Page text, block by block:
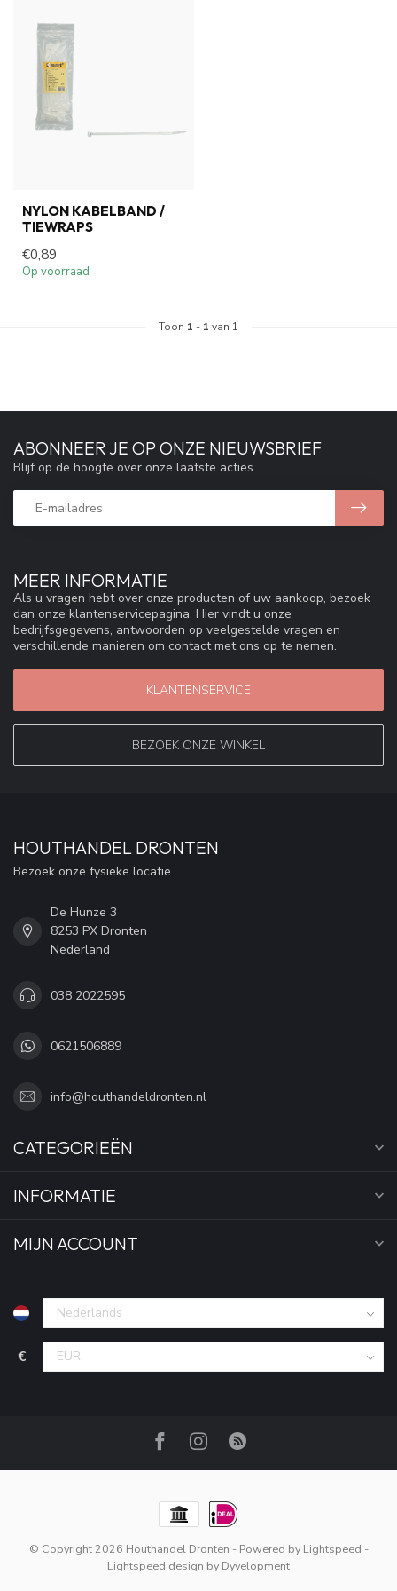
NYLON KABELBAND /
TIEWRAPS
€0,89
Op voorraad
Toon 1 - 1 van 1
MEER INFORMATIE
Als u vragen hebt over onze producten of uw aankoop, bezoek
dan onze klantenservicepagina. Hier vindt u onze
bedrijfsgegevens, antwoorden op veelgestelde vragen en
verschillende manieren om contact met ons op te nemen.
KLANTENSERVICE
BEZOEK ONZE WINKEL
ABONNEER JE OP ONZE NIEUWSBRIEF
Blijf op de hoogte over onze laatste acties
HOUTHANDEL DRONTEN
Bezoek onze fysieke locatie
De Hunze 3
8253 PX Dronten
Nederland
038 2022595
0621506889
info@houthandeldronten.nl
CATEGORIEËN
INFORMATIE
MIJN ACCOUNT
€
© Copyright 2026 Houthandel Dronten - Powered by Lightspeed -
Lightspeed design by Dyvelopment